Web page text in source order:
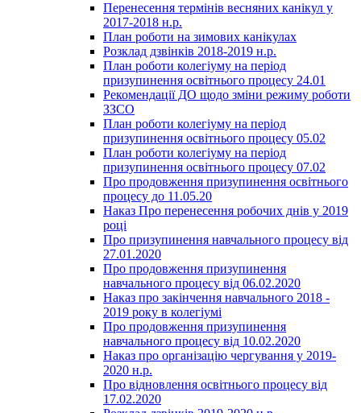
Перенесення термінів весняних канікул у
2017-2018 н.р.
План роботи на зимових канікулах
Розклад дзвінків 2018-2019 н.р.
План роботи колегіуму на період
призупинення освітнього процесу 24.01
Рекомендації ДО щодо зміни режиму роботи
ЗЗСО
План роботи колегіуму на період
призупинення освітнього процесу 05.02
План роботи колегіуму на період
призупинення освітнього процесу 07.02
Про продовження призупинення освітнього
процесу до 11.05.20
Наказ Про перенесення робочих днів у 2019
році
Про призупинення навчального процесу від
27.01.2020
Про продовження призупинення
навчального процесу від 06.02.2020
Наказ про закінчення навчального 2018 -
2019 року в колегіумі
Про продовження призупинення
навчального процесу від 10.02.2020
Наказ про організацію чергування у 2019-
2020 н.р.
Про відновлення освітнього процесу від
17.02.2020